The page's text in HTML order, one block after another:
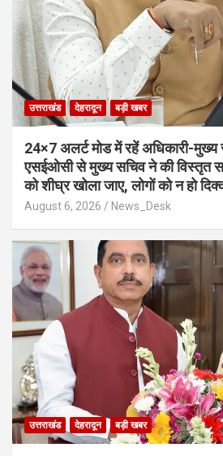
उत्तराखंड देहरादून बड़ी खबर
24×7 अलर्ट मोड में रहें अधिकारी-
एसईओसी से मुख्य सचिव ने की विस्तृत
को शीघ्र खोला जाए, लोगों को न हो
August 6, 2026 News_Desk
उत्तराखंड देहरादून बड़ी खबर